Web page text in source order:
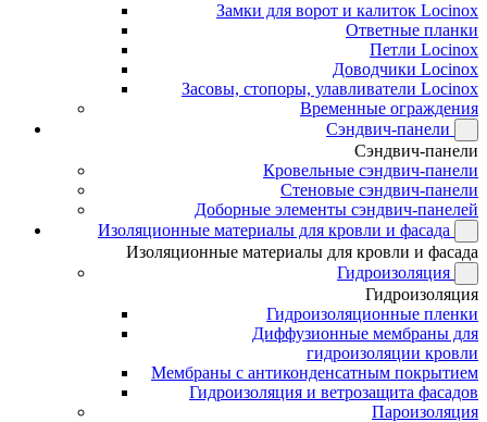
Замки для ворот и калиток Locinox
Ответные планки
Петли Locinox
Доводчики Locinox
Засовы, стопоры, улавливатели Locinox
Временные ограждения
Сэндвич-панели
Сэндвич-панели
Кровельные сэндвич-панели
Стеновые сэндвич-панели
Доборные элементы сэндвич-панелей
Изоляционные материалы для кровли и фасада
Изоляционные материалы для кровли и фасада
Гидроизоляция
Гидроизоляция
Гидроизоляционные пленки
Диффузионные мембраны для
гидроизоляции кровли
Мембраны с антиконденсатным покрытием
Гидроизоляция и ветрозащита фасадов
Пароизоляция